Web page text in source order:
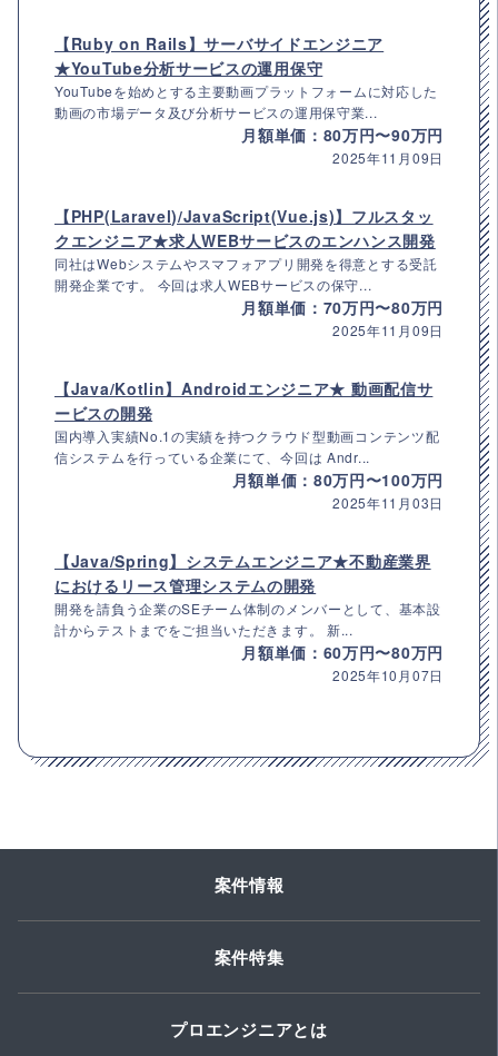
【Ruby on Rails】サーバサイドエンジニア
★YouTube分析サービスの運用保守
YouTubeを始めとする主要動画プラットフォームに対応した
動画の市場データ及び分析サービスの運用保守業...
月額単価：80万円〜90万円
2025年11月09日
【PHP(Laravel)/JavaScript(Vue.js)】フルスタッ
クエンジニア★求人WEBサービスのエンハンス開発
同社はWebシステムやスマフォアプリ開発を得意とする受託
開発企業です。 今回は求人WEBサービスの保守...
月額単価：70万円〜80万円
2025年11月09日
【Java/Kotlin】Androidエンジニア★ 動画配信サ
ービスの開発
国内導入実績No.1の実績を持つクラウド型動画コンテンツ配
信システムを行っている企業にて、今回は Andr...
月額単価：80万円〜100万円
2025年11月03日
【Java/Spring】システムエンジニア★不動産業界
におけるリース管理システムの開発
開発を請負う企業のSEチーム体制のメンバーとして、基本設
計からテストまでをご担当いただきます。 新...
月額単価：60万円〜80万円
2025年10月07日
案件情報
案件特集
プロエンジニアとは